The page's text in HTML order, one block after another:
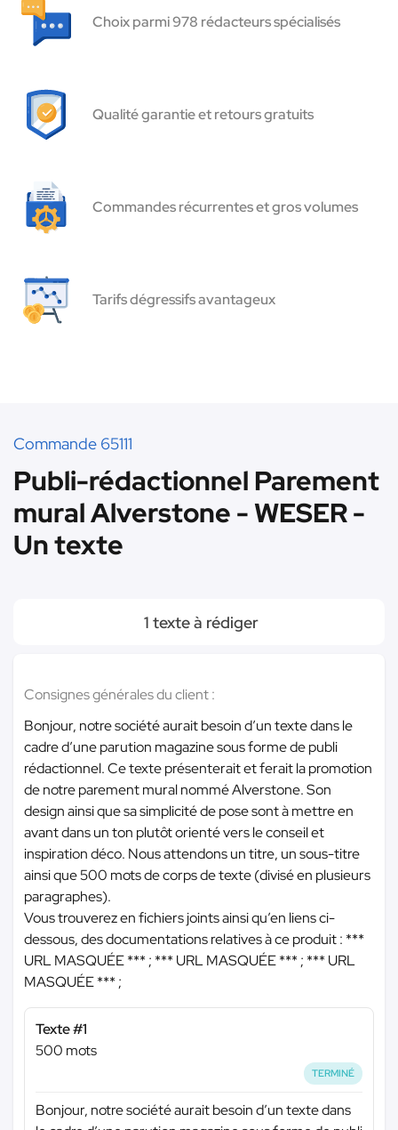
Choix parmi 978 rédacteurs spécialisés
Qualité garantie et retours gratuits
Commandes récurrentes et gros volumes
Tarifs dégressifs avantageux
Commande 65111
Publi-rédactionnel Parement
mural Alverstone - WESER -
Un texte
1 texte à rédiger
Consignes générales du client :
Bonjour, notre société aurait besoin d’un texte dans le
cadre d’une parution magazine sous forme de publi
rédactionnel. Ce texte présenterait et ferait la promotion
de notre parement mural nommé Alverstone. Son
design ainsi que sa simplicité de pose sont à mettre en
avant dans un ton plutôt orienté vers le conseil et
inspiration déco. Nous attendons un titre, un sous-titre
ainsi que 500 mots de corps de texte (divisé en plusieurs
paragraphes).
Vous trouverez en fichiers joints ainsi qu’en liens ci-
dessous, des documentations relatives à ce produit : ***
URL MASQUÉE *** ; *** URL MASQUÉE *** ; *** URL
MASQUÉE *** ;
Texte #1
500 mots
TERMINÉ
Bonjour, notre société aurait besoin d’un texte dans